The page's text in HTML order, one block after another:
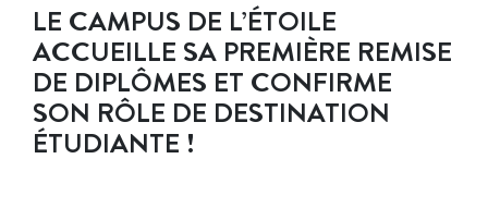
LE CAMPUS DE L’ÉTOILE
ACCUEILLE SA PREMIÈRE REMISE
DE DIPLÔMES ET CONFIRME
SON RÔLE DE DESTINATION
ÉTUDIANTE !